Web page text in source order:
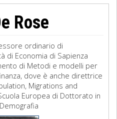
Rose
ordinario di
di Economia di Sapienza
di Metodi e modelli per
dove è anche direttrice
Migrations and
Europea di Dottorato in